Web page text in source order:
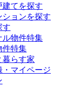
建てを探す
ションを探す
す
ル物件特集
件特集
暮らす家
・マイページ